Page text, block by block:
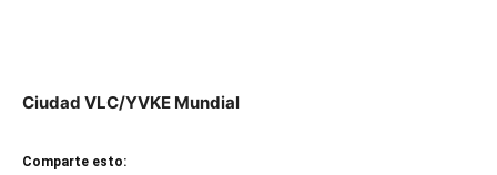
Ciudad VLC/YVKE Mundial
Comparte esto: